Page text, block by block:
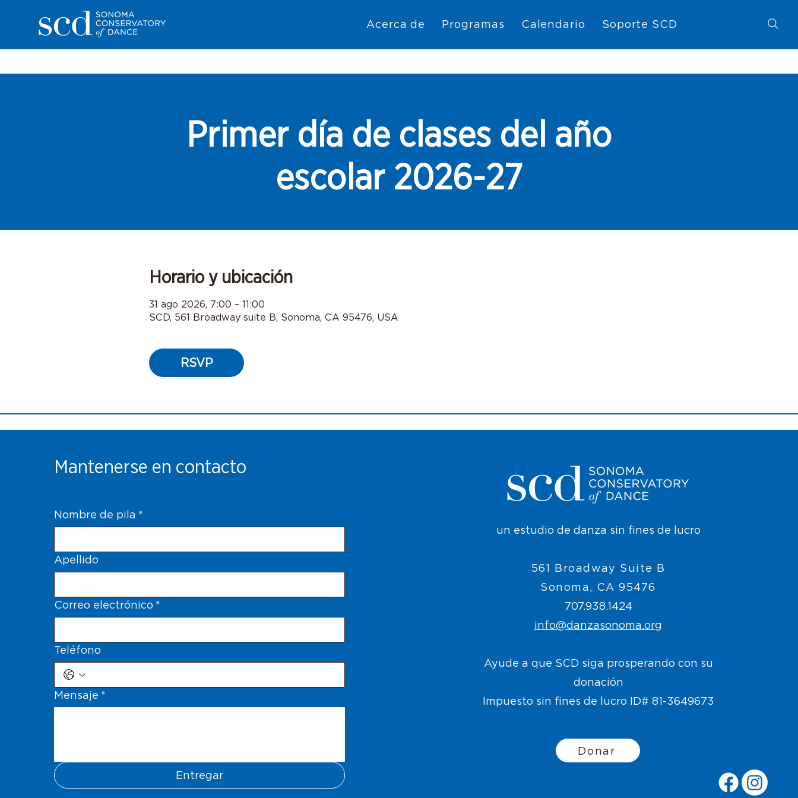
Acerca de Programas Calendario Soporte SCD
Primer día de clases del año
escolar 2026-27
Horario y ubicación
31 ago 2026, 7:00 – 11:00
SCD, 561 Broadway suite B, Sonoma, CA 95476, USA
RSVP
Mantenerse en contacto
Nombre de pila *
Apellido
Correo electrónico *
Teléfono
Mensaje *
Entregar
un estudio de danza sin fines de lucro
561 Broadway Suite B
Sonoma, CA 95476
707.938.1424
info@danzasonoma.org
Ayude a que SCD siga prosperando con su
donación
Impuesto sin fines de lucro ID# 81-3649673
Donar